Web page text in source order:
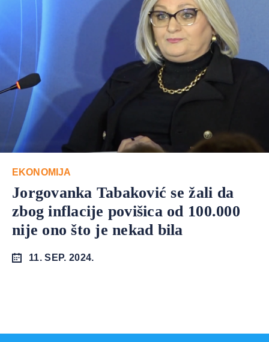
EKONOMIJA
Jorgovanka Tabaković se žali da
zbog inflacije povišica od 100.000
nije ono što je nekad bila
11. SEP. 2024.